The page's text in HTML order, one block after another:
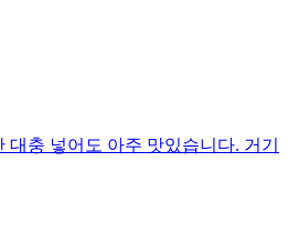
충 넣어도 아주 맛있습니다. 거기